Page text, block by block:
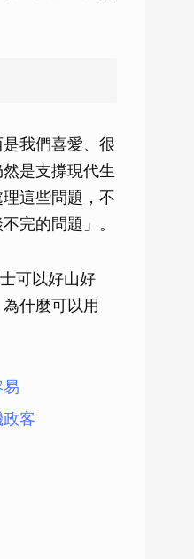
我們喜愛、很
是支撐現代生
這些問題，不
完的問題」。
可以好山好
什麼可以用
客